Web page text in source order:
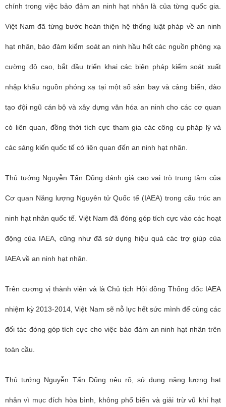
chính trong việc bảo đảm an ninh hạt nhân là của từng quốc gia.
Việt Nam đã từng bước hoàn thiện hệ thống luật pháp về an ninh
hạt nhân, bảo đảm kiểm soát an ninh hầu hết các nguồn phóng xạ
cường độ cao, bắt đầu triển khai các biện pháp kiểm soát xuất
nhập khẩu nguồn phóng xạ tại một số sân bay và cảng biển, đào
tạo đội ngũ cán bộ và xây dựng văn hóa an ninh cho các cơ quan
có liên quan, đồng thời tích cực tham gia các công cụ pháp lý và
các sáng kiến quốc tế có liên quan đến an ninh hạt nhân.
Thủ tướng Nguyễn Tấn Dũng đánh giá cao vai trò trung tâm của
Cơ quan Năng lượng Nguyên tử Quốc tế (IAEA) trong cấu trúc an
ninh hạt nhân quốc tế. Việt Nam đã đóng góp tích cực vào các hoạt
động của IAEA, cũng như đã sử dụng hiệu quả các trợ giúp của
IAEA về an ninh hạt nhân.
Trên cương vị thành viên và là Chủ tịch Hội đồng Thống đốc IAEA
nhiệm kỳ 2013-2014, Việt Nam sẽ nỗ lực hết sức mình để cùng các
đối tác đóng góp tích cực cho việc bảo đảm an ninh hạt nhân trên
toàn cầu.
Thủ tướng Nguyễn Tấn Dũng nêu rõ, sử dụng năng lượng hạt
nhân vì mục đích hòa bình, không phổ biến và giải trừ vũ khí hạt